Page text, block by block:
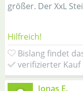
größer. Der XxL
Hilfreich!
Bislang findet
verifizierter Kauf
Jonas E.